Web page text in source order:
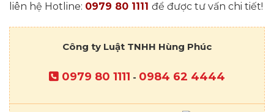
liên hệ Hotline: 0979 80 1111 để được tư vấn chi tiết!
Công ty Luật TNHH Hùng Phúc
0979 80 1111 - 0984 62 4444